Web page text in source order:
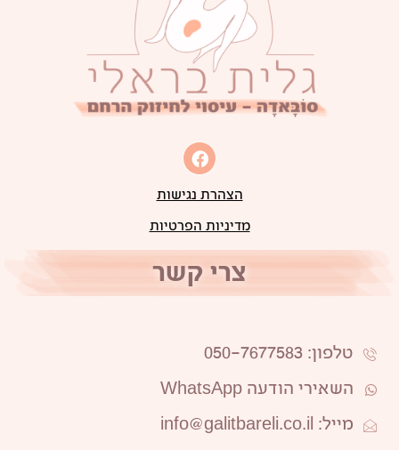
הצהרת נגישות
מדיניות הפרטיות
צרי קשר
טלפון: 050-7677583
השאירי הודעה WhatsApp
מייל: info@galitbareli.co.il